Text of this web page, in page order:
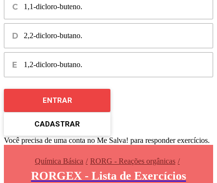
1,1-dicloro-buteno.
2,2-dicloro-butano.
1,2-dicloro-butano.
ENTRAR
CADASTRAR
Você precisa de uma conta no Me Salva! para responder exercícios.
Química Básica RORG - Reações orgânicas
RORGEX - Lista de Exercícios